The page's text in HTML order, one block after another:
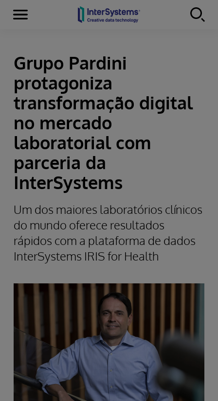
Skip to content
Menu
Grupo Pardini
protagoniza
transformação digital
no mercado
laboratorial com
parceria da
InterSystems
Um dos maiores laboratórios clínicos
do mundo oferece resultados
rápidos com a plataforma de dados
InterSystems IRIS for Health